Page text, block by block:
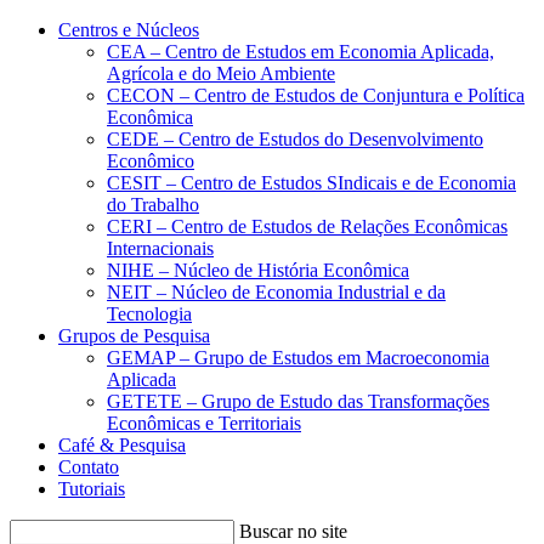
Conteúdo principal Menu principal
Centros e Núcleos
CEA – Centro de Estudos em Economia Aplicada,
Agrícola e do Meio Ambiente
CECON – Centro de Estudos de Conjuntura e Política
Econômica
CEDE – Centro de Estudos do Desenvolvimento
Econômico
CESIT – Centro de Estudos SIndicais e de Economia
do Trabalho
CERI – Centro de Estudos de Relações Econômicas
Internacionais
NIHE – Núcleo de História Econômica
NEIT – Núcleo de Economia Industrial e da
Tecnologia
Grupos de Pesquisa
GEMAP – Grupo de Estudos em Macroeconomia
Aplicada
GETETE – Grupo de Estudo das Transformações
Econômicas e Territoriais
Café & Pesquisa
Contato
Tutoriais
Buscar no site